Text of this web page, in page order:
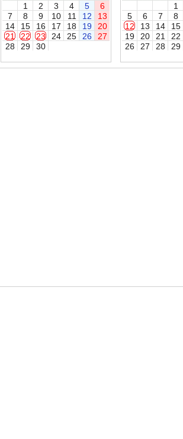
1 2 3 4 5
6
7
8 9 10 11 12
13
14
15 16 17 18 19
20
21
22 23 24 25 26
27
28
29 30
1
5
6 7 8
12
13 14 15
19
20 21 22
26
27 28 29